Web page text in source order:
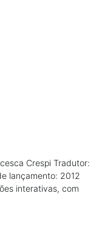
Crespi Tradutor:
lançamento: 2012
interativas, com